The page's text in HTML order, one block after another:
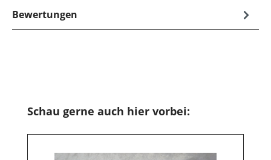
Bewertungen
Produktgalerie überspringen
Schau gerne auch hier vorbei: